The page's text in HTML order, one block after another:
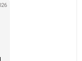
downs.
results.